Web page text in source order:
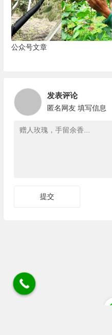
公众号文章
发表评论
匿名网友 填写信息